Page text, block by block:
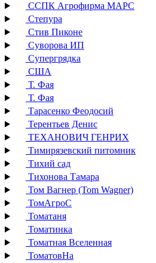
ССПК Агрофирма МАРС
Степура
Стив Пиконе
Суворова ИП
Супергрядка
США
Т. Фая
Т. Фая
Тарасенко Феодосий
Терентьев Денис
ТЕХАНОВИЧ ГЕНРИХ
Тимирязевский питомник
Тихий сад
Тихонова Тамара
Том Вагнер (Tom Wagner)
ТомАгроС
Томатаня
Томатинка
Томатная Вселенная
ТоматовНа